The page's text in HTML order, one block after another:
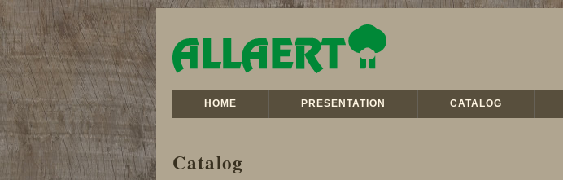
HOME PRESENTATION CATALOG
Catalog